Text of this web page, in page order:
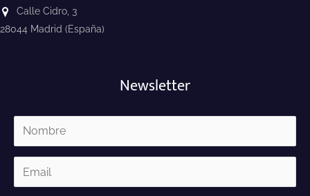
Calle Cidro, 3
28044 Madrid (España)
Newsletter